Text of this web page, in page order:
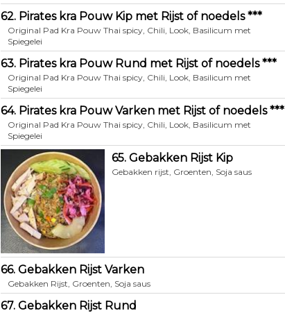
62. Pirates kra Pouw Kip met Rijst of noedels ***
Original Pad Kra Pouw Thai spicy, Chili, Look, Basilicum met
Spiegelei
63. Pirates kra Pouw Rund met Rijst of noedels ***
Original Pad Kra Pouw Thai spicy, Chili, Look, Basilicum met
Spiegelei
64. Pirates kra Pouw Varken met Rijst of noedels ***
Original Pad Kra Pouw Thai spicy, Chili, Look, Basilicum met
Spiegelei
65. Gebakken Rijst Kip
Gebakken rijst, Groenten, Soja saus
66. Gebakken Rijst Varken
Gebakken Rijst, Groenten, Soja saus
67. Gebakken Rijst Rund